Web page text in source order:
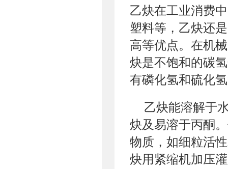
乙炔在工业消费
塑料等，乙炔还
高等优点。在机
炔是不饱和的碳
有磷化氢和硫化
乙炔能溶解于
炔及易溶于丙酮
物质，如细粒活
炔用紧缩机加压